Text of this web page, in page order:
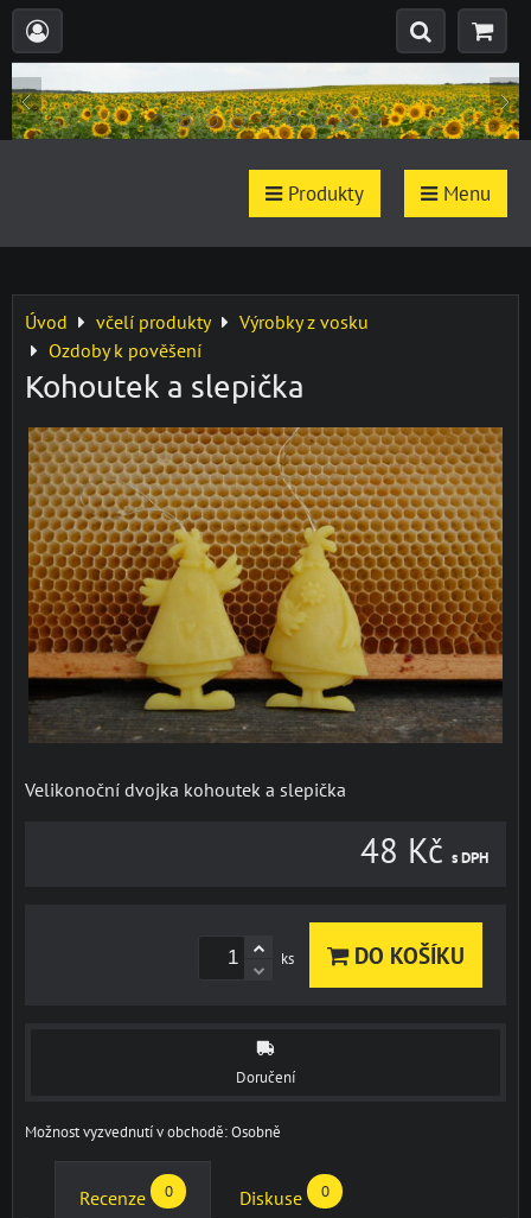
Produkty Menu
Úvod včelí produkty
Výrobky z vosku
Ozdoby k pověšení
Kohoutek a slepička
Velikonoční dvojka kohoutek a slepička
48 Kč s DPH
ks DO KOŠÍKU
Doručení
Osobně
Recenze 0 Diskuse 0